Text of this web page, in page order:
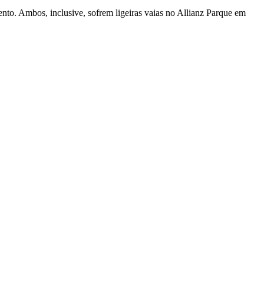
Ambos, inclusive, sofrem ligeiras vaias no Allianz Parque em